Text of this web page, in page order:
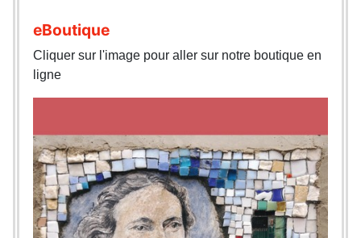
eBoutique
Cliquer sur l'image pour aller sur notre boutique en
ligne